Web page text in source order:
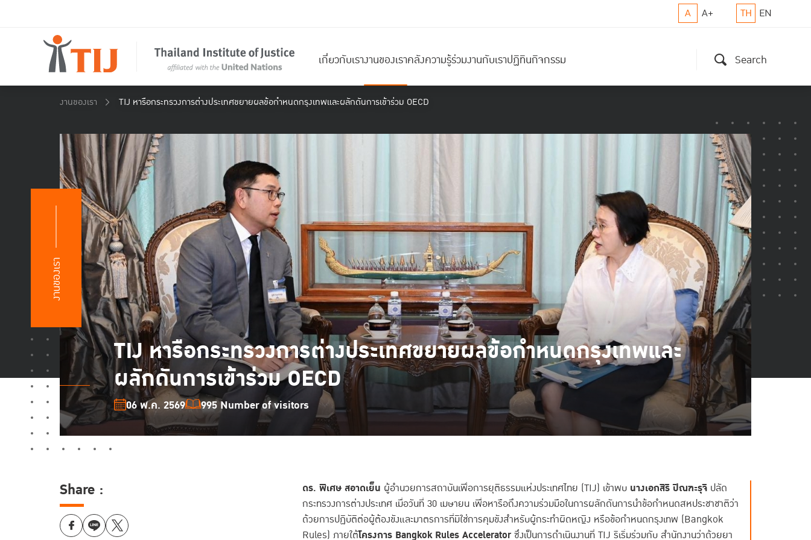
A A+ TH EN
เกี่ยวกับเรางานของเราคลังความรู้ร่วมงานกับเราปฏิทินกิจกรรม Search
งานของเรา TIJ หารือกระทรวงการต่างประเทศขยายผลข้อกำหนดกรุงเทพและผลักดันการเข้าร่วม OECD
งานของเรา
TIJ หารือกระทรวงการต่างประเทศขยายผลข้อกำหนดกรุงเทพและ
ผลักดันการเข้าร่วม OECD
06 พ.ค. 2569 995 Number of visitors
ดร. พิเศษ สอาดเย็น ผู้อำนวยการสถาบันเพื่อการยุติธรรมแห่งประเทศไทย (TIJ) เข้าพบ นางเอกสิริ ปิณฑะรุจิ ปลัด
กระทรวงการต่างประเทศ เมื่อวันที่ 30 เมษายน เพื่อหารือถึงความร่วมมือในการผลักดันการนำข้อกำหนดสหประชาชาติว่า
ด้วยการปฏิบัติต่อผู้ต้องขังและมาตรการที่มิใช่การคุมขังสำหรับผู้กระทำผิดหญิง หรือข้อกำหนดกรุงเทพ (Bangkok
Rules) ภายใต้โครงการ Bangkok Rules Acceleratorซึ่งเป็นการดำเนินงานที่ TIJ ริเริ่มร่วมกับ สำนักงานว่าด้วยยา
Share :